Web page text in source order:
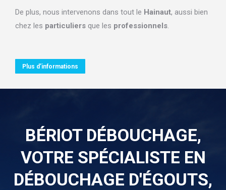
De plus, nous intervenons dans tout le Hainaut, aussi bien
chez les particuliers que les professionnels.
Plus d’informations
BÉRIOT DÉBOUCHAGE,
VOTRE SPÉCIALISTE EN
DÉBOUCHAGE D'ÉGOUTS,